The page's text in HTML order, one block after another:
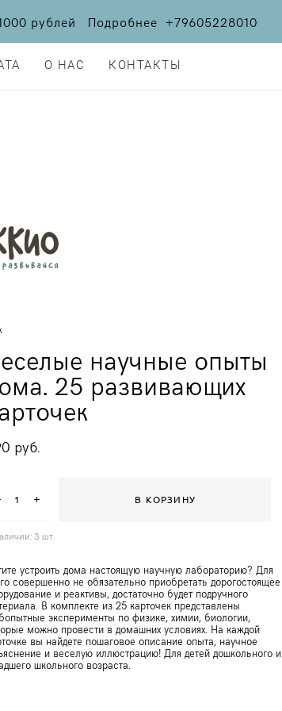
рублей Подробнее +79605228010
О НАС КОНТАКТЫ
О НАС КОНТАКТЫ
научные опыты
25 развивающих
pуб.
3 шт.
В КОРЗИНУ
устроить дома настоящую научную лабораторию? Для
совершенно не обязательно приобретать дорогостоящее
и реактивы, достаточно будет подручного
В комплекте из 25 карточек представлены
эксперименты по физике, химии, биологии,
можно провести в домашних условиях. На каждой
вы найдете пошаговое описание опыта, научное
и веселую иллюстрацию! Для детей дошкольного и
школьного возраста.